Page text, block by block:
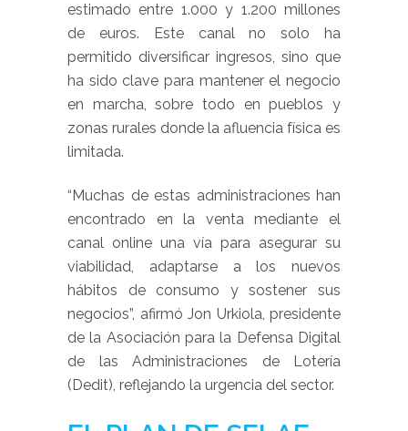
estimado entre 1.000 y 1.200 millones
de euros. Este canal no solo ha
permitido diversificar ingresos, sino que
ha sido clave para mantener el negocio
en marcha, sobre todo en pueblos y
zonas rurales donde la afluencia física es
limitada.
“Muchas de estas administraciones han
encontrado en la venta mediante el
canal online una vía para asegurar su
viabilidad, adaptarse a los nuevos
hábitos de consumo y sostener sus
negocios”, afirmó Jon Urkiola, presidente
de la Asociación para la Defensa Digital
de las Administraciones de Lotería
(Dedit), reflejando la urgencia del sector.